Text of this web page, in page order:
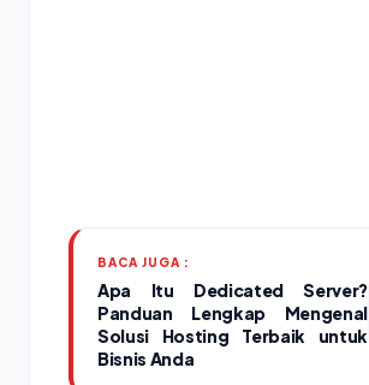
BACA JUGA :
Apa Itu Dedicated Server?
Panduan Lengkap Mengenal
Solusi Hosting Terbaik untuk
Bisnis Anda